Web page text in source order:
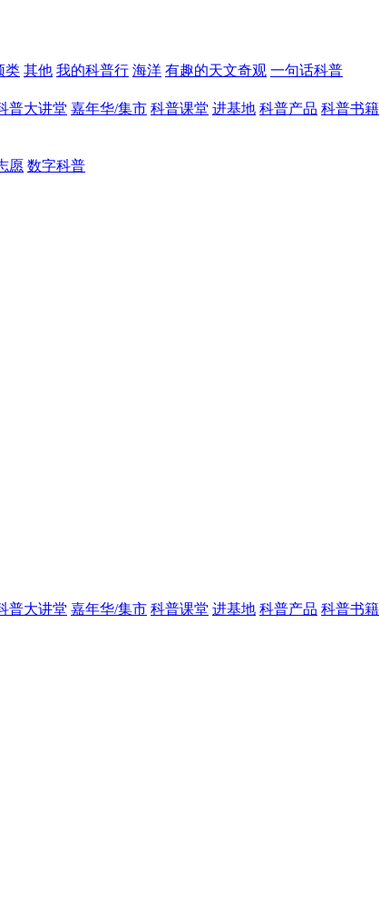
类 其他 我的科普行 海洋 有趣的天文奇观 一句话科普
普大讲堂 嘉年华/集市 科普课堂 进基地 科普产品 科普书籍
愿 数字科普
普大讲堂 嘉年华/集市 科普课堂 进基地 科普产品 科普书籍